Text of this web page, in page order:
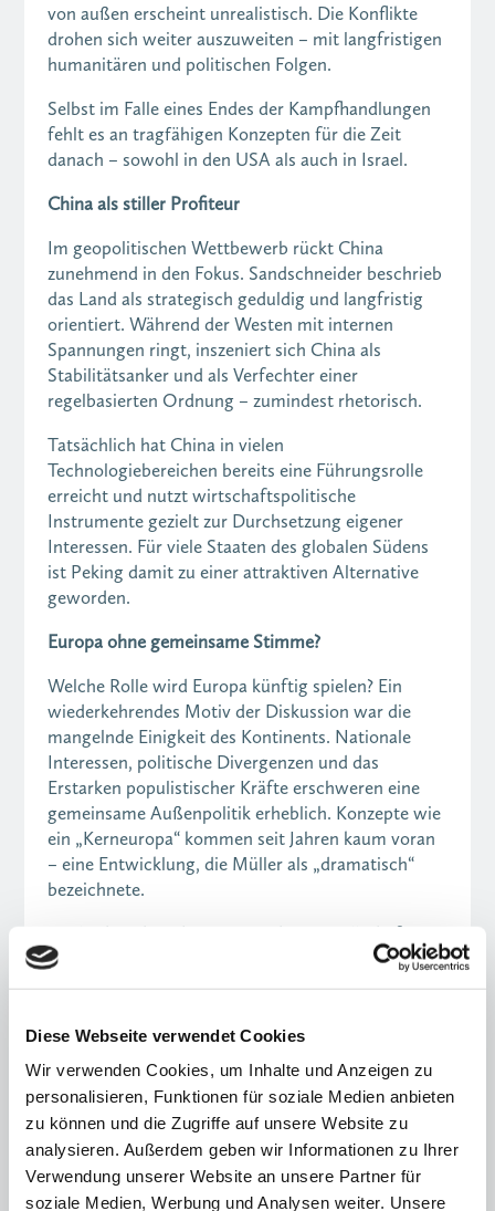
Diese Webseite verwendet Cookies
Wir verwenden Cookies, um Inhalte und Anzeigen zu
personalisieren, Funktionen für soziale Medien anbieten
zu können und die Zugriffe auf unsere Website zu
analysieren. Außerdem geben wir Informationen zu Ihrer
Verwendung unserer Website an unsere Partner für
soziale Medien, Werbung und Analysen weiter. Unsere
von außen erscheint unrealistisch. Die Konflikte
drohen sich weiter auszuweiten – mit langfristigen
humanitären und politischen Folgen.
Selbst im Falle eines Endes der Kampfhandlungen
fehlt es an tragfähigen Konzepten für die Zeit
danach – sowohl in den USA als auch in Israel.
China als stiller Profiteur
Im geopolitischen Wettbewerb rückt China
zunehmend in den Fokus. Sandschneider beschrieb
das Land als strategisch geduldig und langfristig
orientiert. Während der Westen mit internen
Spannungen ringt, inszeniert sich China als
Stabilitätsanker und als Verfechter einer
regelbasierten Ordnung – zumindest rhetorisch.
Tatsächlich hat China in vielen
Technologiebereichen bereits eine Führungsrolle
erreicht und nutzt wirtschaftspolitische
Instrumente gezielt zur Durchsetzung eigener
Interessen. Für viele Staaten des globalen Südens
ist Peking damit zu einer attraktiven Alternative
geworden.
Europa ohne gemeinsame Stimme?
Welche Rolle wird Europa künftig spielen? Ein
wiederkehrendes Motiv der Diskussion war die
mangelnde Einigkeit des Kontinents. Nationale
Interessen, politische Divergenzen und das
Erstarken populistischer Kräfte erschweren eine
gemeinsame Außenpolitik erheblich. Konzepte wie
ein „Kerneuropa“ kommen seit Jahren kaum voran
– eine Entwicklung, die Müller als „dramatisch“
bezeichnete.
Zugleich stehen die europäischen Gesellschaften
vor strukturellen Herausforderungen:
demografischer Wandel, die Leistungsfähigkeit von
potenziell sinkendem Wohlstand. Eine dauerhaft
expansive Schuldenpolitik ist kein tragfähiger Weg,
um notwendige Entscheidungen aufzuschieben.
Gleichzeitig, so Mildner, dürfe sich Europa nicht
„verzwergen“. Der Kontinent sei weiterhin ein
wirtschaftliches Schwergewicht – dieses Potenzial
müsse auch außenpolitisch stärker genutzt